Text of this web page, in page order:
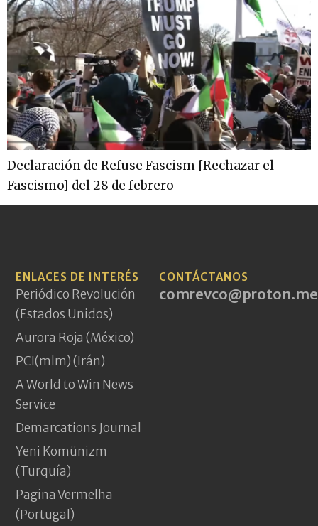
Declaración de Refuse Fascism [Rechazar el
Fascismo] del 28 de febrero
ENLACES DE INTERÉS
Periódico Revolución
(Estados Unidos)
Aurora Roja (México)
PCI(mlm) (Irán)
A World to Win News
Service
Demarcations Journal
Yeni Komünizm
(Turquía)
Pagina Vermelha
(Portugal)
CONTÁCTANOS
comrevco@proton.me